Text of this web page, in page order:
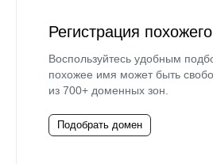
Регистрация
Воспользуйтесь удобным
похожее имя может быть
из 700+ доменных зон.
Подобрать домен